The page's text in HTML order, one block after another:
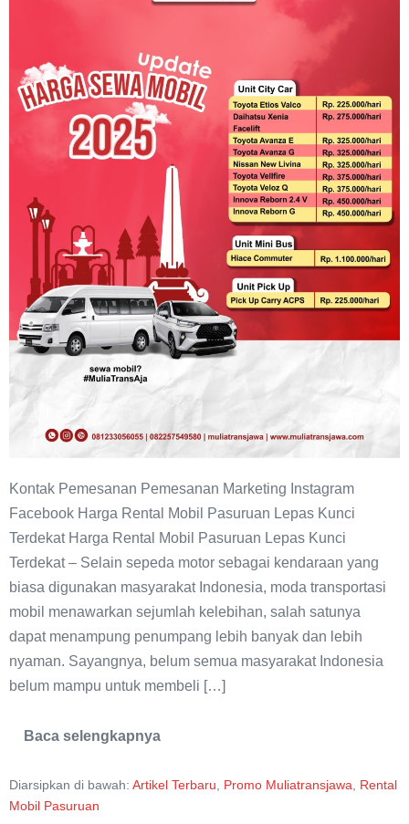
Lepas
Kunci
Kontak Pemesanan Pemesanan Marketing Instagram
Facebook Harga Rental Mobil Pasuruan Lepas Kunci
Terdekat Harga Rental Mobil Pasuruan Lepas Kunci
Terdekat – Selain sepeda motor sebagai kendaraan yang
biasa digunakan masyarakat Indonesia, moda transportasi
mobil menawarkan sejumlah kelebihan, salah satunya
dapat menampung penumpang lebih banyak dan lebih
nyaman. Sayangnya, belum semua masyarakat Indonesia
belum mampu untuk membeli […]
Baca selengkapnya
Harga
Pasuruan
Kunci
Diarsipkan di bawah: Artikel Terbaru Promo Muliatransjawa
Rental
Mobil Pasuruan